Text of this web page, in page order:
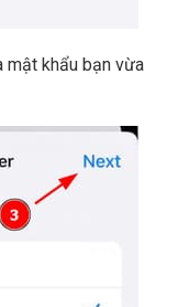
mật khẩu bạn vừa